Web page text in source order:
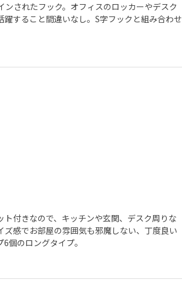
されたフック。オフィスのロッカーやデスク
すること間違いなし。S字フックと組み合わせ
付きなので、キッチンや玄関、デスク周りな
感でお部屋の雰囲気も邪魔しない、丁度良い
個のロングタイプ。